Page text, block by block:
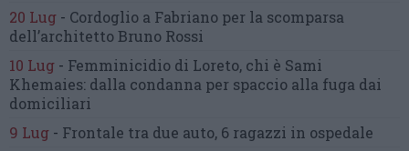
20 Lug - Cordoglio a Fabriano per la scomparsa
dell’architetto Bruno Rossi
10 Lug - Femminicidio di Loreto, chi è Sami
Khemaies: dalla condanna per spaccio alla fuga dai
domiciliari
9 Lug - Frontale tra due auto, 6 ragazzi in ospedale